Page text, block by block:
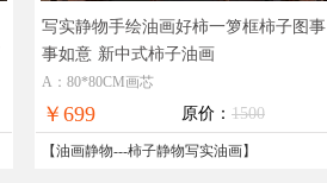
写实静物手绘油画好柿一箩框柿子图事
事如意 新中式柿子油画
A：80*80CM画芯
￥699 原价： 1500
【油画静物---柿子静物写实油画】